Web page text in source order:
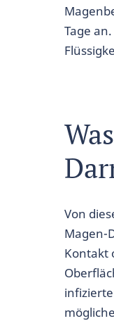
Tage
Von
Magen-
Kontakt